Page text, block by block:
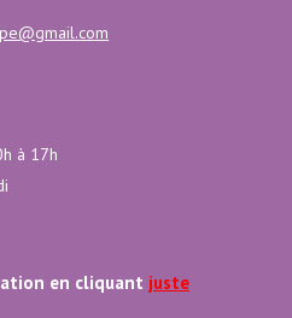
à 17h
en cliquant juste